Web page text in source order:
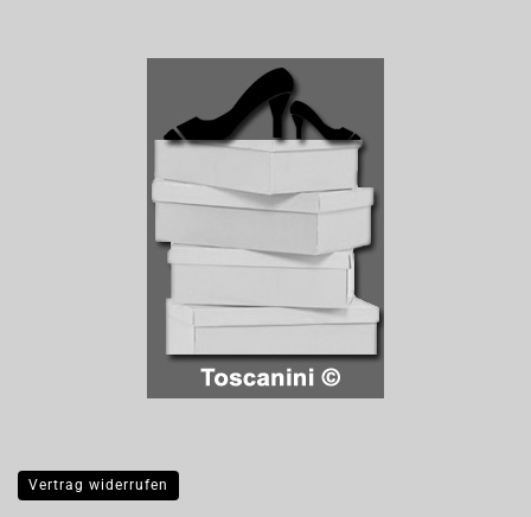
Vertrag widerrufen